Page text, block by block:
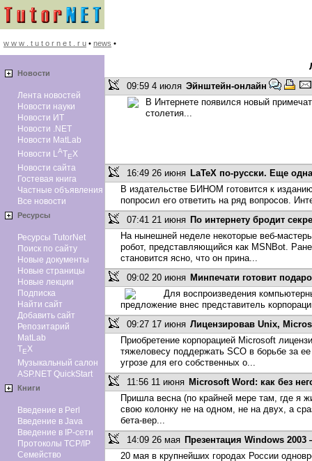
w w w . t u t o r n e t . r u • news •
Новоcти
Лента новостей
Новости науки
Новости ИТ
Новости .NET
Новости MatLab
Новости LATEX
Новости сайта
Гостевая книга
Частные объявления
Все новости
Ресурсы
Ресурсы TutorNet
Поиск по сайту
Новые документы
Новые страницы
Новые лекции
Подписка
Найти сайт
Добавить сайт
Репозитарий
MatLab
TEX
Музыкальный салон
ASP.NET QuickStart
Книги
Введение в Perl
Введение в Java
Введение в IP-сети
Протоколы TCP/IP
Семейство
09:59 4 июля Эйнштейн-онлайн
В Интернете появился новый
столетия...
16:49 26 июня LaTeX по-русски. Еще
В издательстве БИНОМ готовится к
попросил его ответить на ряд вопросов.
07:41 21 июня По интернету бродит
На нынешней неделе некоторые веб-
робот, представляющийся как MSNBot.
становится ясно, что он прина...
09:02 20 июня Минпечати готовит
Для воспроизведения
предложение внес представитель
09:27 17 июня Лицензировав Unix,
Приобретение корпорацией Microsoft
тяжеловесу поддержать SCO в борьбе за
угрозе для его собственных о...
11:56 11 июня Microsoft Word: как без
Пришла весна (по крайней мере там, где я
свою колонку не на одном, не на двух, а
бета-вер...
14:09 26 мая Презентация Windows
20 мая в крупнейших городах России